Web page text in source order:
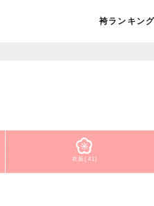
袴ランキング
衣装(41)